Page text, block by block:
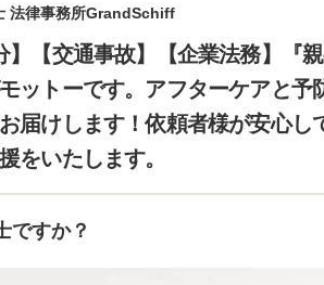
法律事務所GrandSchiff
】【交通事故】【企業法務】『
ットーです。アフターケアと予
届けします！依頼者様が安心し
をいたします。
ですか？